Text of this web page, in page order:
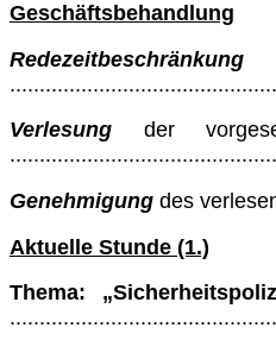
Geschäftsbehandlung
Redezeitbeschränkung
Verlesung der
Genehmigung des
Aktuelle Stunde (1.)
Thema: